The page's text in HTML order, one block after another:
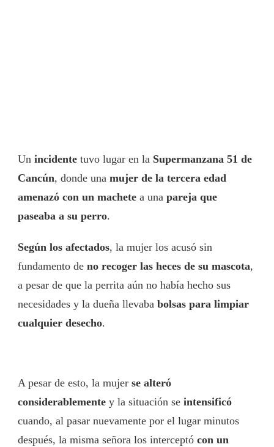
Un incidente tuvo lugar en la Supermanzana 51 de
Cancún, donde una mujer de la tercera edad
amenazó con un machete a una pareja que
paseaba a su perro.
Según los afectados, la mujer los acusó sin
fundamento de no recoger las heces de su mascota,
a pesar de que la perrita aún no había hecho sus
necesidades y la dueña llevaba bolsas para limpiar
cualquier desecho.
A pesar de esto, la mujer se alteró
considerablemente y la situación se intensificó
cuando, al pasar nuevamente por el lugar minutos
después, la misma señora los interceptó con un